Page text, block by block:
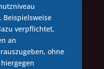
verpflichtet,
an
ohne